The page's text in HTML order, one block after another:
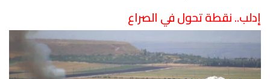
إدلب.. نقطة تحول في الصراع